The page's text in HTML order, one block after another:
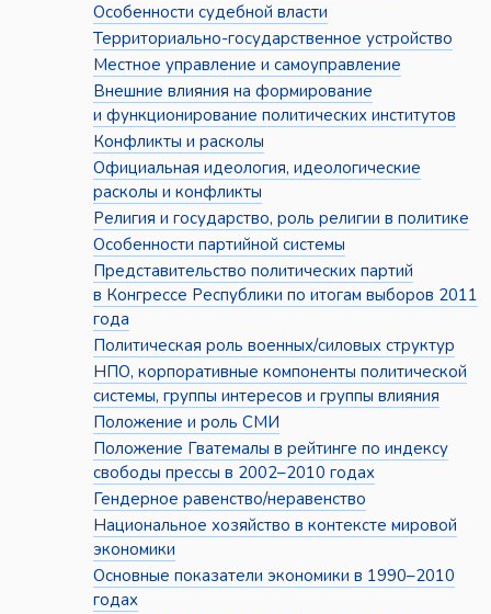
Особенности судебной власти
Территориально-государственное устройство
Местное управление и самоуправление
Внешние влияния на формирование
и функционирование политических институтов
Конфликты и расколы
Официальная идеология, идеологические
расколы и конфликты
Религия и государство, роль религии в политике
Особенности партийной системы
Представительство политических партий
в Конгрессе Республики по итогам выборов 2011
года
Политическая роль военных/силовых структур
НПО, корпоративные компоненты политической
системы, группы интересов и группы влияния
Положение и роль СМИ
Положение Гватемалы в рейтинге по индексу
свободы прессы в 2002–2010 годах
Гендерное равенство/неравенство
Национальное хозяйство в контексте мировой
экономики
Основные показатели экономики в 1990–2010
годах